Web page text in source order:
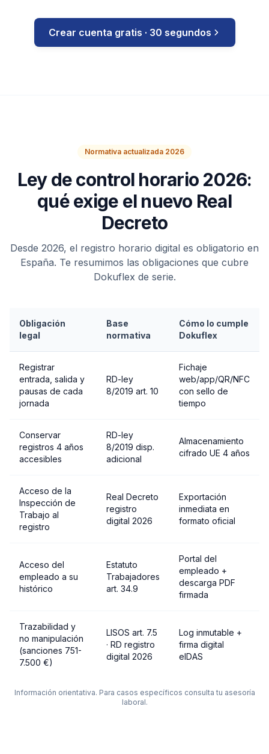
Crear cuenta gratis · 30 segundos
Normativa actualizada 2026
Ley de control horario 2026:
qué exige el nuevo Real
Decreto
Desde 2026, el registro horario digital es obligatorio en
España. Te resumimos las obligaciones que cubre
Dokuflex de serie.
Obligación
legal
Base
normativa
Cómo lo cumple
Dokuflex
Registrar
entrada, salida y
pausas de cada
jornada
RD-ley
8/2019 art. 10
Fichaje
web/app/QR/NFC
con sello de
tiempo
Conservar
registros 4 años
accesibles
RD-ley
8/2019 disp.
adicional
Almacenamiento
cifrado UE 4 años
Acceso de la
Inspección de
Trabajo al
registro
Real Decreto
registro
digital 2026
Exportación
inmediata en
formato oficial
Acceso del
empleado a su
histórico
Estatuto
Trabajadores
art. 34.9
Portal del
empleado +
descarga PDF
firmada
Trazabilidad y
no manipulación
(sanciones 751-
7.500 €)
LISOS art. 7.5
· RD registro
digital 2026
Log inmutable +
firma digital
eIDAS
Información orientativa. Para casos específicos consulta tu asesoría
laboral.